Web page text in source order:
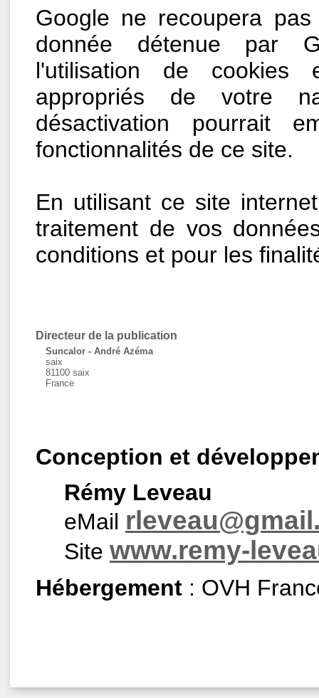
Google ne recoupera
donnée détenue par
l'utilisation de cookies
appropriés de votre
désactivation pourrait
fonctionnalités de ce site.
En utilisant ce site
traitement de vos
conditions et pour les
Directeur de la publication
Suncalor - André Azéma
saix
81100 saix
France
Conception et
Rémy Leveau
eMail
Site www.remy-
Hébergement : OVH